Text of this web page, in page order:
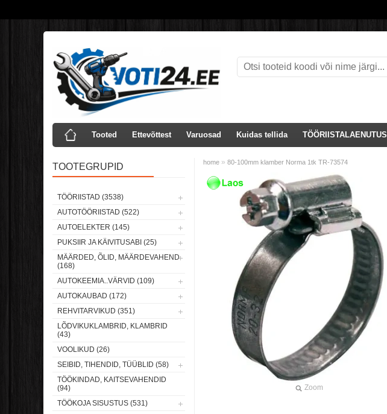
Tooted Ettevõttest Varuosad Kuidas tellida TÖÖRIISTALAENUTUS
TOOTEGRUPID
TÖÖRIISTAD (3538)
AUTOTÖÖRIISTAD (522)
AUTOELEKTER (145)
PUKSIIR JA KÄIVITUSABI (25)
MÄÄRDED, ÕLID, MÄÄRDEVAHEND
(168)
AUTOKEEMIA..VÄRVID (109)
AUTOKAUBAD (172)
REHVITARVIKUD (351)
LÕDVIKUKLAMBRID, KLAMBRID
(43)
VOOLIKUD (26)
SEIBID, TIHENDID, TÜÜBLID (58)
TÖÖKINDAD, KAITSEVAHENDID
(94)
TÖÖKOJA SISUSTUS (531)
home » 80-100mm klamber Norma 1tk TR-73574
Zoom